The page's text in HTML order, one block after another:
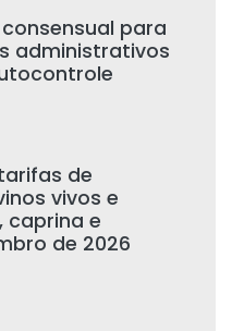
para
administrativos
de
vivos e
caprina e
de 2026